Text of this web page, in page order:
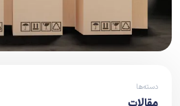
دسته‌ها